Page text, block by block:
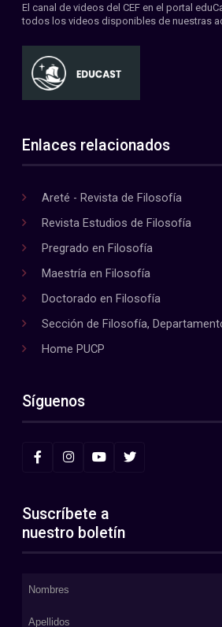
El canal de videos del CEF en el portal
todos los videos disponibles de nuestras
Enlaces relacionados
Areté - Revista de Filosofía
Revista Estudios de Filosofía
Pregrado en Filosofía
Maestría en Filosofía
Doctorado en Filosofía
Sección de Filosofía,
Home PUCP
Síguenos
Suscríbete a
nuestro boletín